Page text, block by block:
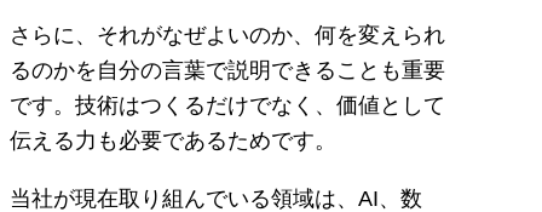
さらに、それがなぜよいのか、何を変えられ
るのかを自分の言葉で説明できることも重要
です。技術はつくるだけでなく、価値として
伝える力も必要であるためです。
当社が現在取り組んでいる領域は、AI、数